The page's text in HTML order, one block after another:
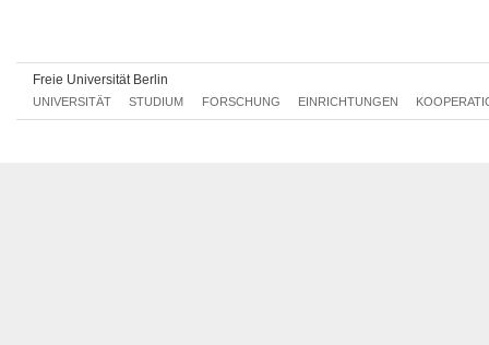
Freie Universität Berlin
UNIVERSITÄT STUDIUM FORSCHUNG EINRICHTUNGEN